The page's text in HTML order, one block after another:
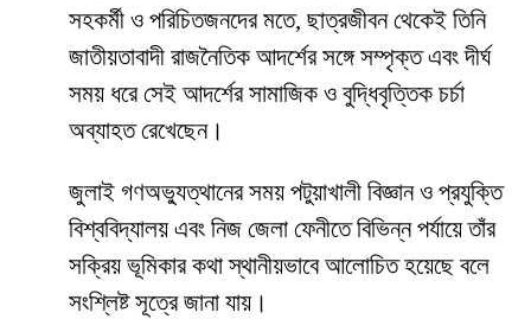
সহকর্মী ও পরিচিতজনদের মতে, ছাত্রজীবন থেকেই তিনি
জাতীয়তাবাদী রাজনৈতিক আদর্শের সঙ্গে সম্পৃক্ত এবং দীর্ঘ
সময় ধরে সেই আদর্শের সামাজিক ও বুদ্ধিবৃত্তিক চর্চা
অব্যাহত রেখেছেন।
জুলাই গণঅভ্যুত্থানের সময় পটুয়াখালী বিজ্ঞান ও প্রযুক্তি
বিশ্ববিদ্যালয় এবং নিজ জেলা ফেনীতে বিভিন্ন পর্যায়ে তাঁর
সক্রিয় ভূমিকার কথা স্থানীয়ভাবে আলোচিত হয়েছে বলে
সংশ্লিষ্ট সূত্রে জানা যায়।